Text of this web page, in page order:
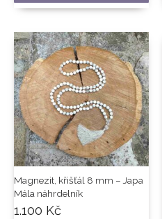
Magnezit, křišťál 8 mm – Japa
Mála náhrdelník
1.100 Kč